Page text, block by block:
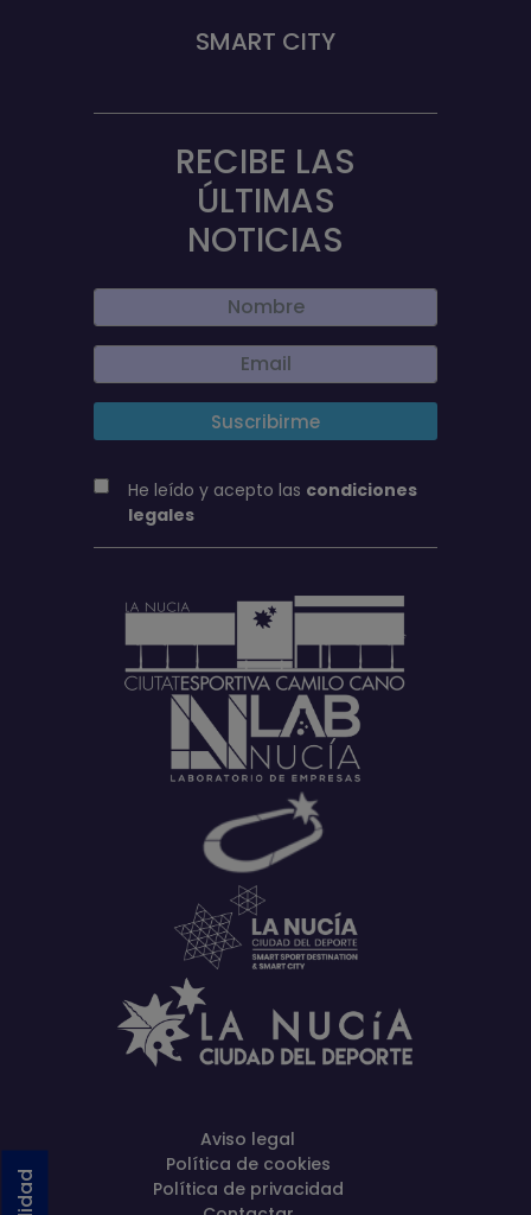
SMART CITY
RECIBE LAS
ÚLTIMAS
NOTICIAS
He leído y acepto las condiciones
legales
Aviso legal
Política de cookies
Política de privacidad